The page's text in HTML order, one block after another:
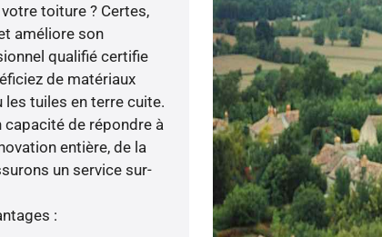
toiture ? Certes,
améliore son
qualifié certifie
de matériaux
les tuiles en terre cuite.
capacité de répondre à
entière, de la
un service sur-
: